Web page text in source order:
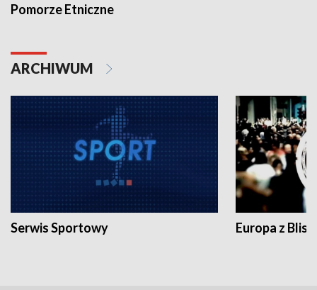
Pomorze Etniczne
ARCHIWUM
Serwis Sportowy Europa z